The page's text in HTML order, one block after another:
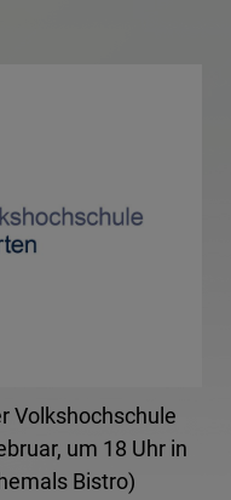
Volkshochschule
um 18 Uhr in
Bistro)